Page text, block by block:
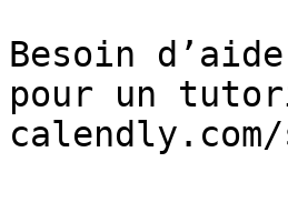
Besoin
pour un